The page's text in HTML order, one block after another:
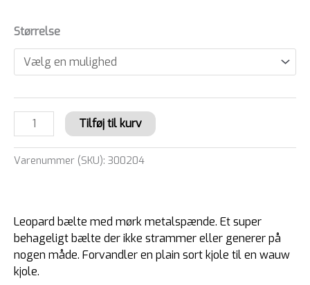
Størrelse
Tilføj til kurv
Varenummer (SKU): 300204
Leopard bælte med mørk metalspænde. Et super
behageligt bælte der ikke strammer eller generer på
nogen måde. Forvandler en plain sort kjole til en wauw
kjole.